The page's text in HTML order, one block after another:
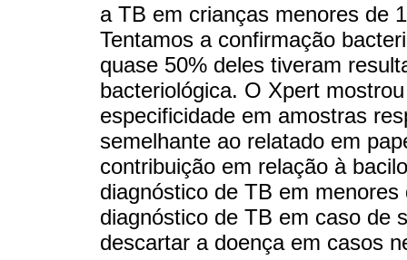
a TB em crianças menores de
Tentamos a confirmação
quase 50% deles tiveram
bacteriológica. O Xpert
especificidade em amostras
semelhante ao relatado em
contribuição em relação à
diagnóstico de TB em
diagnóstico de TB em caso de
descartar a doença em casos